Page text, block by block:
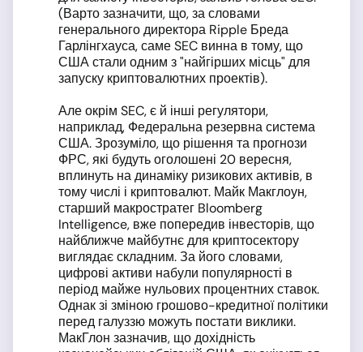
(Варто зазначити, що, за словами
генерального директора Ripple Бреда
Гарлінгхауса, саме SEC винна в тому, що
США стали одним з "найгірших місць" для
запуску криптовалютних проектів).
Але окрім SEC, є й інші регулятори,
наприклад, Федеральна резервна система
США. Зрозуміло, що рішення та прогнози
ФРС, які будуть оголошені 20 вересня,
вплинуть на динаміку ризикових активів, в
тому числі і криптовалют. Майк Макглоун,
старший макростратег Bloomberg
Intelligence, вже попередив інвесторів, що
найближче майбутнє для криптосектору
виглядає складним. За його словами,
цифрові активи набули популярності в
період майже нульових процентних ставок.
Однак зі зміною грошово-кредитної політики
перед галуззю можуть постати виклики.
МакГлон зазначив, що дохідність